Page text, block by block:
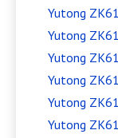
Yutong
Yutong
Yutong
Yutong
Yutong
Yutong